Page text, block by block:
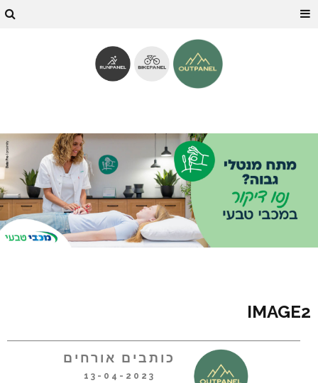
IMAGE2
כותבים אורחים
13-04-2023